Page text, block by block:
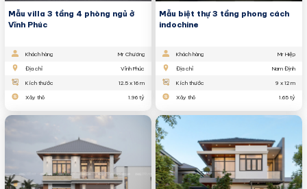
Mẫu villa 3 tầng 4 phòng ngủ ở
Vĩnh Phúc
Khách hàng Mr Chương
Địa chỉ Vĩnh Phúc
Kích thước 12.5 x 16 m
Xây thô 1.96 tỷ
Mẫu biệt thự 3 tầng phong cách
indochine
Khách hàng Mr Hiệp
Địa chỉ Nam Định
Kích thước 9 x 12 m
Xây thô 1.65 tỷ